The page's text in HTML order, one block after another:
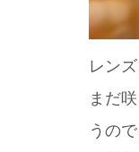
レン
まだ
うの